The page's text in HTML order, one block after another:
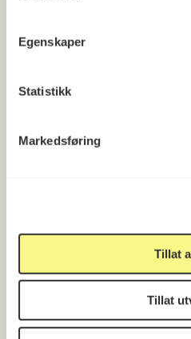
Egenskaper
Statistikk
Markedsføring
Tillat
Tillat